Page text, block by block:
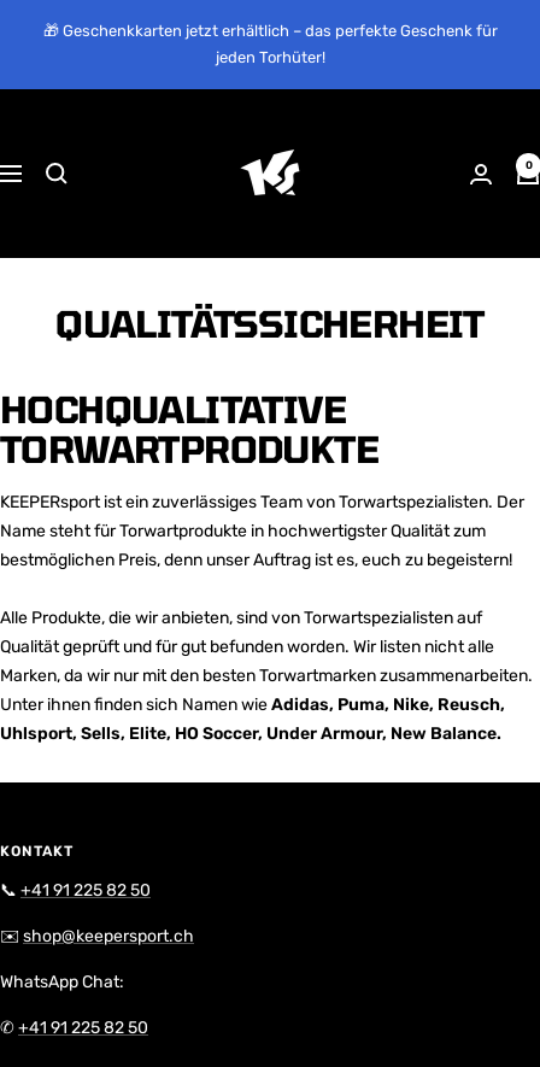
🎁 Geschenkkarten jetzt erhältlich – das perfekte Geschenk für
jeden Torhüter!
Navigation
Suisse
0
QUALITÄTSSICHERHEIT
HOCHQUALITATIVE
TORWARTPRODUKTE
KEEPERsport ist ein zuverlässiges Team von Torwartspezialisten. Der
Name steht für Torwartprodukte in hochwertigster Qualität zum
bestmöglichen Preis, denn unser Auftrag ist es, euch zu begeistern!
Alle Produkte, die wir anbieten, sind von Torwartspezialisten auf
Qualität geprüft und für gut befunden worden. Wir listen nicht alle
Marken, da wir nur mit den besten Torwartmarken zusammenarbeiten.
Unter ihnen finden sich Namen wieAdidas, Puma, Nike, Reusch,
Uhlsport, Sells, Elite, HO Soccer, Under Armour, New Balance.
KONTAKT
📞 +41 91 225 82 50
✉️ shop@keepersport.ch
WhatsApp Chat:
✆+41 91 225 82 50